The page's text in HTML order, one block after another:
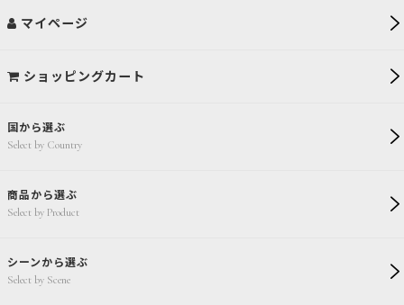
国から選ぶ
Select by Country
商品から選ぶ
Select by Product
シーンから選ぶ
Select by Scene
マイページ
ショッピングカート